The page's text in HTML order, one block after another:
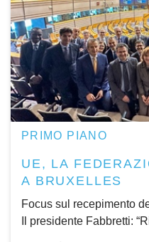
PRIMO PIANO
UE, LA
A BRUXELLES
Focus sul recepimento
Il presidente Fabbretti: